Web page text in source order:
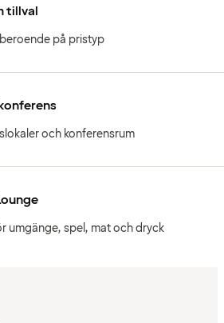
tillval
på pristyp
och konferensrum
umgänge, spel, mat och dryck